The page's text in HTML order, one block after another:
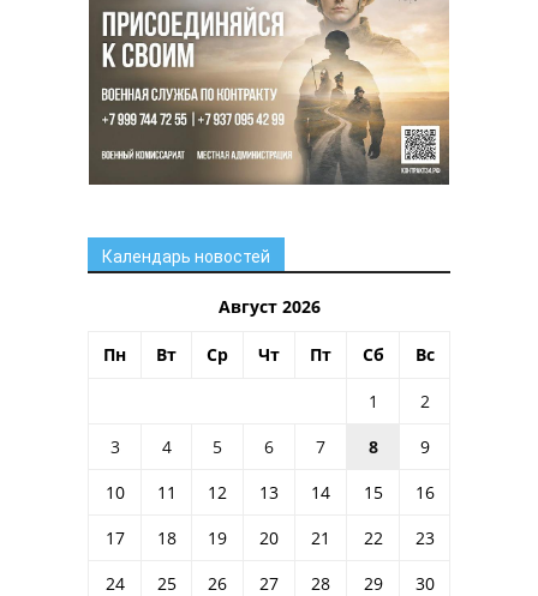
Календарь новостей
Август 2026
Пн Вт Ср Чт Пт Сб Вс
1
2
3
4 5 6 7 8
9
10
11 12 13 14 15
16
17
18 19 20 21 22
23
24
25 26 27 28 29
30